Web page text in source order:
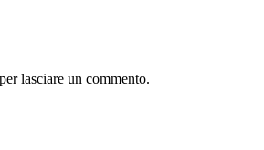
lasciare un commento.